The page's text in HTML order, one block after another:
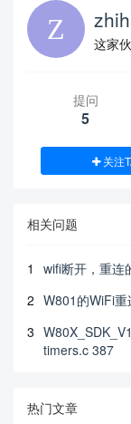
这家
提问
5
关注
相关问题
1
wifi断开，重连
2 W801的WiFi重
3
timers.c 387
热门文章